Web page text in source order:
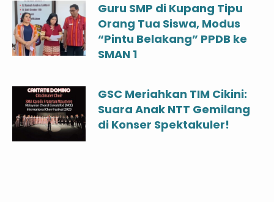
Guru SMP di Kupang Tipu
Orang Tua Siswa, Modus
“Pintu Belakang” PPDB ke
SMAN 1
GSC Meriahkan TIM Cikini:
Suara Anak NTT Gemilang
di Konser Spektakuler!